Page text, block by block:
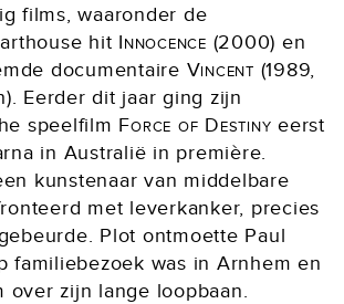
films, waaronder de
hit Innocence (2000) en
documentaire Vincent (1989,
Eerder dit jaar ging zijn
speelfilm Force of Destiny eerst
in Australië in première.
kunstenaar van middelbare
met leverkanker, precies
Plot ontmoette Paul
familiebezoek was in Arnhem en
over zijn lange loopbaan.